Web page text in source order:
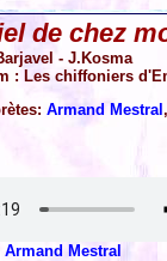
de chez
- J.Kosma
: Les chiffoniers
Armand Mestral ,
Armand Mestral